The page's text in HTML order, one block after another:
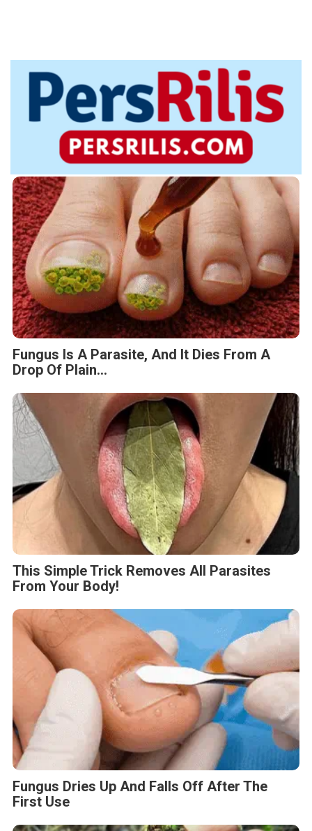
Fungus Is A Parasite, And It Dies From A
Drop Of Plain...
This Simple Trick Removes All Parasites
From Your Body!
Fungus Dries Up And Falls Off After The
First Use